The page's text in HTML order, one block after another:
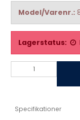
Model/Varenr.:
Lagerstatus:
Specifikationer